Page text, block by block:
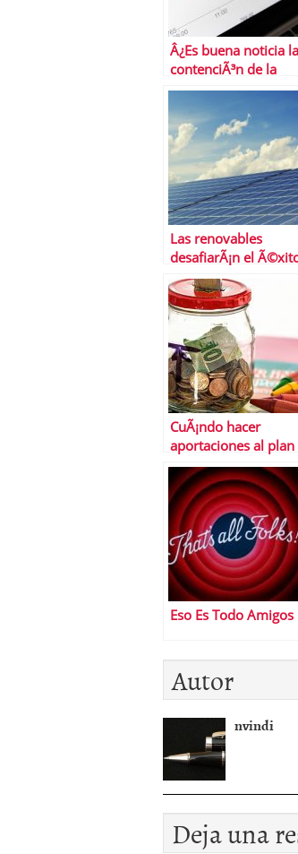
Â¿Es buena noticia la
contenciÃ³n de la
inflaciÃ³n
subyacente?
Las renovables
desafiarÃ¡n el
del gas natural a
largo plazo
CuÃ¡ndo hacer
aportaciones al plan
de pensiones
Eso Es Todo Amigos
Autor
nvindi
Deja una